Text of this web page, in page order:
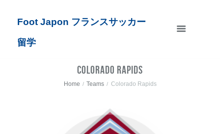
Foot Japon フランスサッカー
留学
Colorado Rapids
Home Teams Colorado Rapids